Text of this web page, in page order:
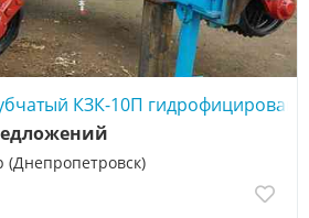
КЗК-10П
(Днепропетровск)